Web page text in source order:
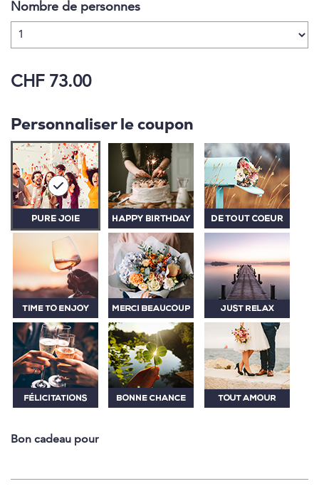
beaux lieux de bien-être autour du lac de
Constance. Les points forts sont les hublots du
selon le niveau de l'eau, ainsi que l'accès direct au
Nombre de personnes
CHF 73.00
Personnaliser le coupon
Bon cadeau pour